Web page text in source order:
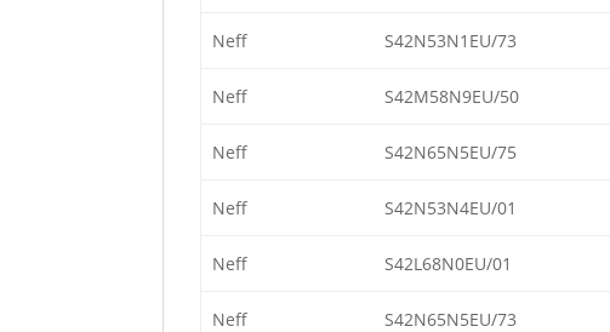
Neff S42N53N1EU/73
Neff S42M58N9EU/50
Neff S42N65N5EU/75
Neff S42N53N4EU/01
Neff S42L68N0EU/01
Neff S42N65N5EU/73